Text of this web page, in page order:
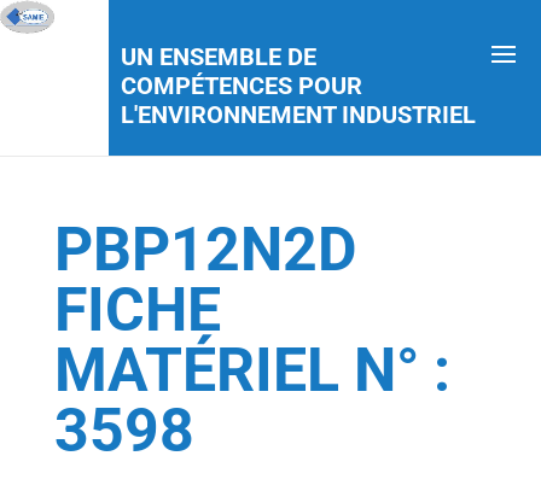
UN ENSEMBLE DE
COMPÉTENCES POUR
L'ENVIRONNEMENT INDUSTRIEL
PBP12N2D
FICHE
MATÉRIEL N° :
3598